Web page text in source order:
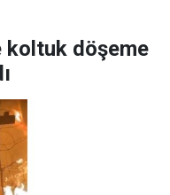
koltuk döşeme